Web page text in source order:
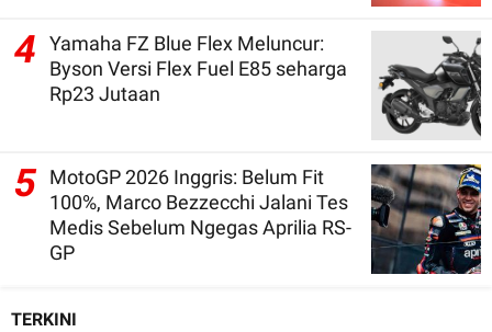
4
Yamaha FZ Blue Flex Meluncur:
Byson Versi Flex Fuel E85 seharga
Rp23 Jutaan
5 MotoGP 2026 Inggris: Belum Fit
100%, Marco Bezzecchi Jalani Tes
Medis Sebelum Ngegas Aprilia RS-
GP
TERKINI